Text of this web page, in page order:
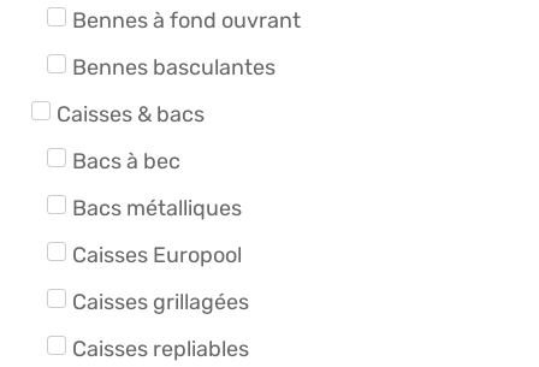
Bennes à fond ouvrant
Bennes basculantes
Caisses & bacs
Bacs à bec
Bacs métalliques
Caisses Europool
Caisses grillagées
Caisses repliables